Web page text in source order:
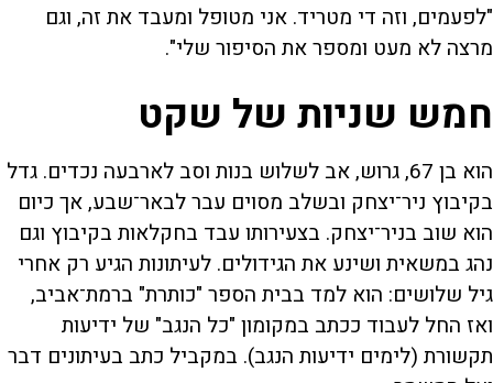
"לפעמים, וזה די מטריד. אני מטופל ומעבד את זה, וגם
מרצה לא מעט ומספר את הסיפור שלי".
חמש שניות של שקט
הוא בן 67, גרוש, אב לשלוש בנות וסב לארבעה נכדים. גדל
בקיבוץ ניר־יצחק ובשלב מסוים עבר לבאר־שבע, אך כיום
הוא שוב בניר־יצחק. בצעירותו עבד בחקלאות בקיבוץ וגם
נהג במשאית ושינע את הגידולים. לעיתונות הגיע רק אחרי
גיל שלושים: הוא למד בבית הספר "כותרת" ברמת־אביב,
ואז החל לעבוד ככתב במקומון "כל הנגב" של ידיעות
תקשורת (לימים ידיעות הנגב). במקביל כתב בעיתונים דבר